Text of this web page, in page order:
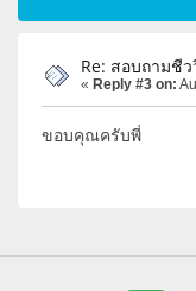
Re: สอบถามชีว
« Reply #3 on:
ขอบคุณครับพี่